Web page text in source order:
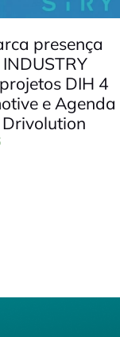
presença
DIH 4
e Agenda